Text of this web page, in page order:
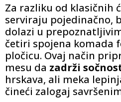
Za razliku od klasičnih
serviraju pojedinačno,
dolazi u
četiri spojena komada
pločicu. Ovaj način
mesu da zadrži
hrskava, ali meka
čineći zalogaj